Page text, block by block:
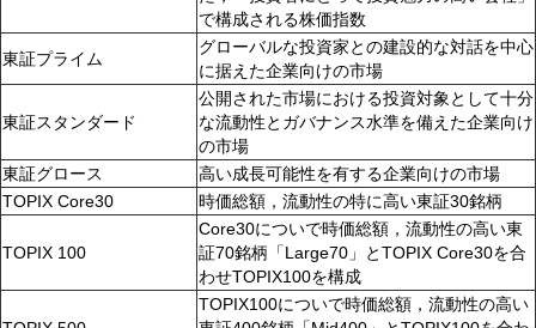
で構成される株価指数
東証プライム
グローバルな投資家との建設的な対話を中心
に据えた企業向けの市場
東証スタンダード
公開された市場における投資対象として十分
な流動性とガバナンス水準を備えた企業向け
の市場
東証グロース
高い成長可能性を有する企業向けの市場
TOPIX Core30
時価総額，流動性の特に高い東証30銘柄
TOPIX 100
Core30についで時価総額，流動性の高い東
証70銘柄「Large70」とTOPIX Core30を合
わせTOPIX100を構成
TOPIX100についで時価総額，流動性の高い